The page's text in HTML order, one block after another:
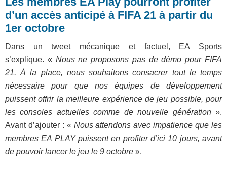
d’un accès anticipé à FIFA 21 à partir du
1er octobre
Dans un tweet mécanique et factuel, EA Sports
s’explique. « Nous ne proposons pas de démo pour FIFA
21. À la place, nous souhaitons consacrer tout le temps
nécessaire pour que nos équipes de développement
puissent offrir la meilleure expérience de jeu possible, pour
les consoles actuelles comme de nouvelle génération».
Avant d’ajouter : « Nous attendons avec impatience que les
membres EA PLAY puissent en profiter d’ici 10 jours, avant
de pouvoir lancer le jeu le 9 octobre ».